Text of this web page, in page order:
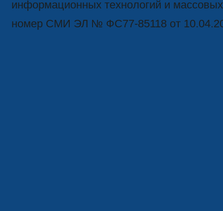
информационных технологий и
номер СМИ ЭЛ № ФС77-85118 от